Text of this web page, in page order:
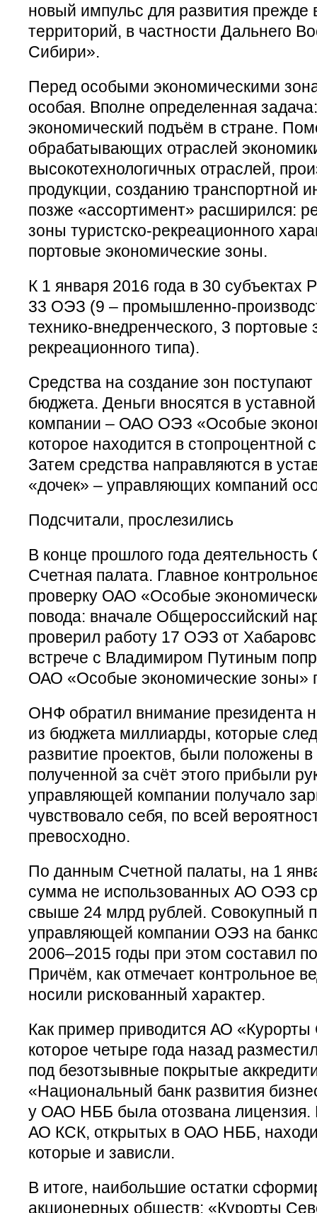
новый импульс для развития прежде
территорий, в частности Дальнего
Сибири».
Перед особыми экономическими
особая. Вполне определенная
экономический подъём в стране.
обрабатывающих отраслей
высокотехнологичных отраслей,
продукции, созданию транспортной
позже «ассортимент» расширился:
зоны туристско-рекреационного
портовые экономические зоны.
К 1 января 2016 года в 30 субъектах
33 ОЭЗ (9 – промышленно-
технико-внедренческого, 3 портовые
рекреационного типа).
Средства на создание зон
бюджета. Деньги вносятся в
компании – ОАО ОЭЗ «Особые
которое находится в стопроцентной
Затем средства направляются в
«дочек» – управляющих компаний
Подсчитали, прослезились
В конце прошлого года
Счетная палата. Главное
проверку ОАО «Особые
повода: вначале Общероссийский
проверил работу 17 ОЭЗ от
встрече с Владимиром Путиным
ОАО «Особые экономические зоны»
ОНФ обратил внимание президента
из бюджета миллиарды, которые
развитие проектов, были положены
полученной за счёт этого прибыли
управляющей компании получало
чувствовало себя, по всей
превосходно.
По данным Счетной палаты, на 1
сумма не использованных АО ОЭЗ
свыше 24 млрд рублей. Совокупный
управляющей компании ОЭЗ на
2006–2015 годы при этом составил
Причём, как отмечает контрольное
носили рискованный характер.
Как пример приводится АО «Курорты
которое четыре года назад
под безотзывные покрытые
«Национальный банк развития
у ОАО НББ была отозвана лицензия.
АО КСК, открытых в ОАО НББ,
которые и зависли.
В итоге, наибольшие остатки
акционерных обществ: «Курорты